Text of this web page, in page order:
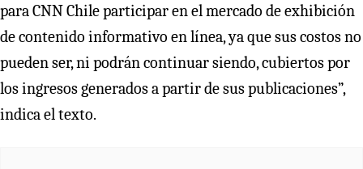
para CNN Chile participar en el mercado de exhibición
de contenido informativo en línea, ya que sus costos no
pueden ser, ni podrán continuar siendo, cubiertos por
los ingresos generados a partir de sus publicaciones”,
indica el texto.